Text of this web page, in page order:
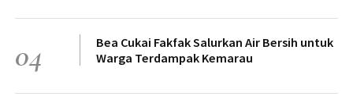
04
Bea Cukai Fakfak Salurkan Air Bersih untuk
Warga Terdampak Kemarau